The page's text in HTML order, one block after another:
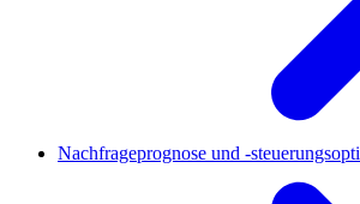
Nachfrageprognose und -